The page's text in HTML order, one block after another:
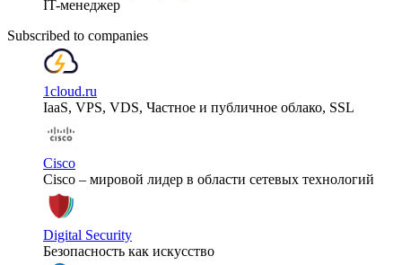
IT-менеджер
Subscribed to companies
1cloud.ru
IaaS, VPS, VDS, Частное и публичное облако, SSL
Cisco
Cisco – мировой лидер в области сетевых технологий
Digital Security
Безопасность как искусство